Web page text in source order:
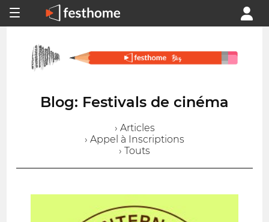
Blog: Festivals de cinéma
› Articles
› Appel à Inscriptions
› Touts